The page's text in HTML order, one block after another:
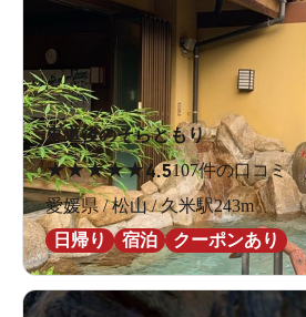
東道後のそらともり
★★★★★4.5107件の口コミ
愛媛県 / 松山 / 久米駅243m
日帰り
宿泊 クーポンあり